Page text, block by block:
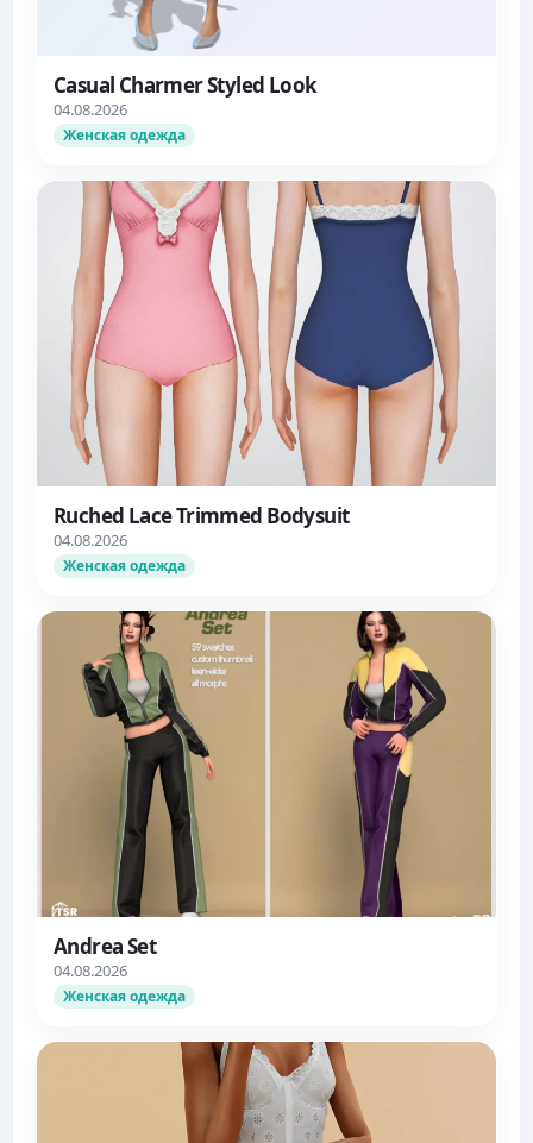
Casual Charmer Styled Look
04.08.2026
Женская одежда
Ruched Lace Trimmed Bodysuit
04.08.2026
Женская одежда
Andrea Set
04.08.2026
Женская одежда